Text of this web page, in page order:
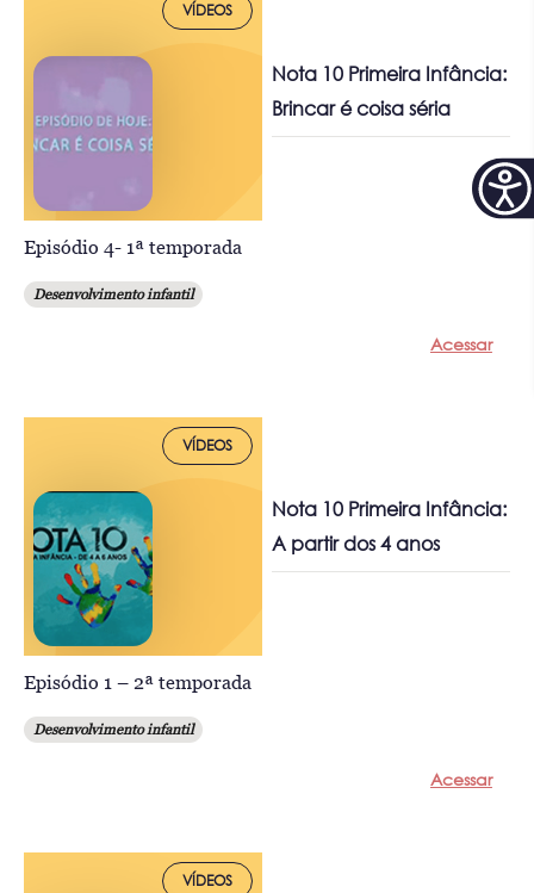
VÍDEOS
Nota 10 Primeira Infância:
Brincar é coisa séria
Episódio 4- 1ª temporada
Desenvolvimento infantil
Acessar
VÍDEOS
Nota 10 Primeira Infância:
A partir dos 4 anos
Episódio 1 – 2ª temporada
Desenvolvimento infantil
Acessar
VÍDEOS